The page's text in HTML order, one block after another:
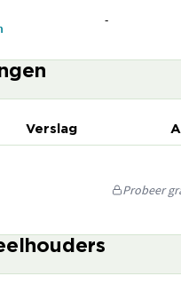
-
Verslag
Probeer